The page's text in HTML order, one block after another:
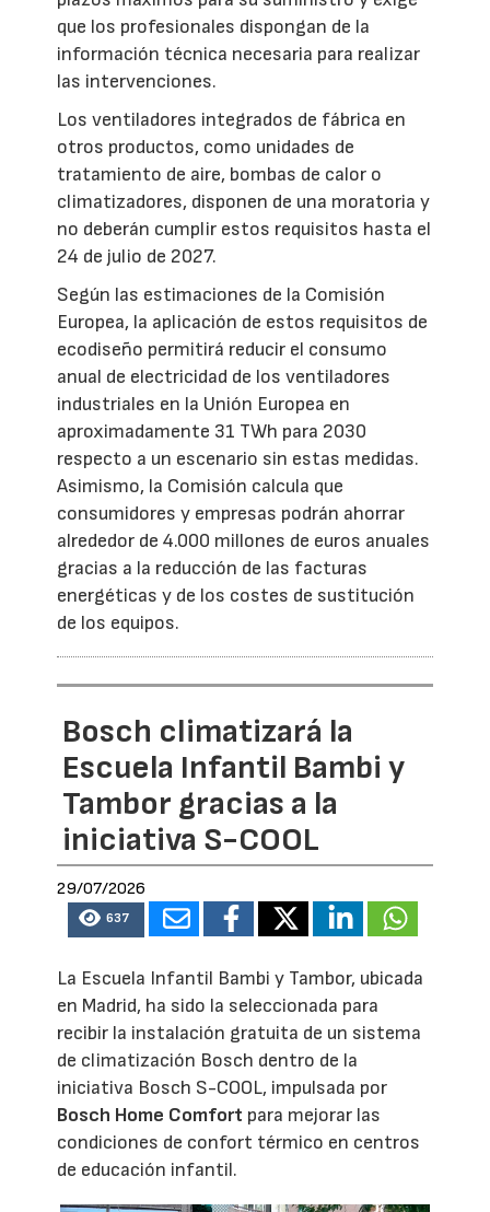
que los profesionales dispongan de la
información técnica necesaria para realizar
las intervenciones.
Los ventiladores integrados de fábrica en
otros productos, como unidades de
tratamiento de aire, bombas de calor o
climatizadores, disponen de una moratoria y
no deberán cumplir estos requisitos hasta el
24 de julio de 2027.
Según las estimaciones de la Comisión
Europea, la aplicación de estos requisitos de
ecodiseño permitirá reducir el consumo
anual de electricidad de los ventiladores
industriales en la Unión Europea en
aproximadamente 31 TWh para 2030
respecto a un escenario sin estas medidas.
Asimismo, la Comisión calcula que
consumidores y empresas podrán ahorrar
alrededor de 4.000 millones de euros anuales
gracias a la reducción de las facturas
energéticas y de los costes de sustitución
de los equipos.
Bosch climatizará la
Escuela Infantil Bambi y
Tambor gracias a la
iniciativa S-COOL
29/07/2026
637
La Escuela Infantil Bambi y Tambor, ubicada
en Madrid, ha sido la seleccionada para
recibir la instalación gratuita de un sistema
de climatización Bosch dentro de la
iniciativa Bosch S-COOL, impulsada por
Bosch Home Comfort para mejorar las
condiciones de confort térmico en centros
de educación infantil.